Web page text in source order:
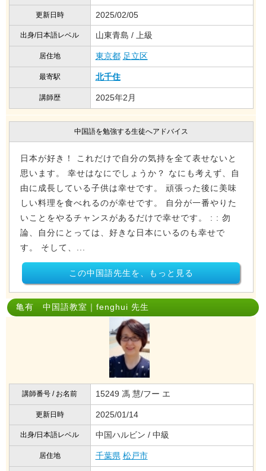
更新日時 2025/02/05
出身/日本語レベル 山東青島 / 上級
居住地 東京都 足立区
最寄駅 北千住
講師歴 2025年2月
中国語を勉強する生徒へアドバイス
日本が好き！ これだけで自分の気持を全て表せないと
思います。 幸せはなにでしょうか？ なにも考えず、自
由に成長している子供は幸せです。 頑張った後に美味
しい料理を食べれるのが幸せです。 自分が一番やりた
いことをやるチャンスがあるだけで幸せです。 : : 勿
論、自分にとっては、好きな日本にいるのも幸せで
す。 そして、...
この中国語先生を、もっと見る
亀有 中国語教室｜fenghui 先生
講師番号 / お名前 15249 馮 慧/フー エ
更新日時 2025/01/14
出身/日本語レベル 中国ハルビン / 中級
居住地 千葉県 松戸市